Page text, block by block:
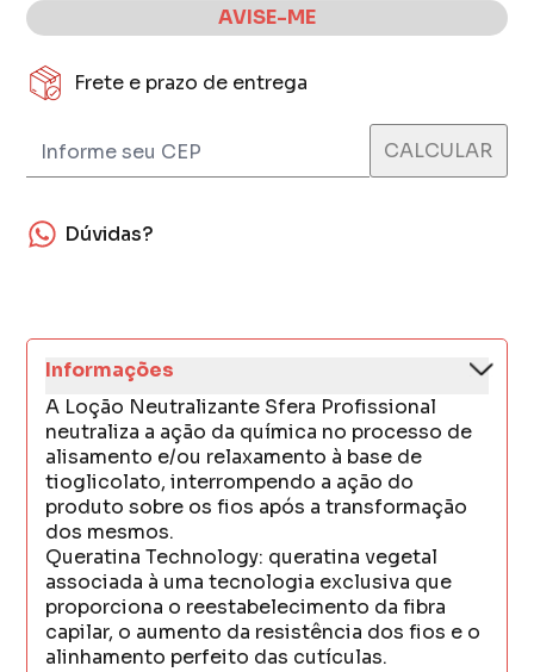
AVISE-ME
Frete e prazo de entrega
Dúvidas?
Informações
A Loção Neutralizante Sfera Profissional
neutraliza a ação da química no processo de
alisamento e/ou relaxamento à base de
tioglicolato, interrompendo a ação do
produto sobre os fios após a transformação
dos mesmos.
Queratina Technology: queratina vegetal
associada à uma tecnologia exclusiva que
proporciona o reestabelecimento da fibra
capilar, o aumento da resistência dos fios e o
alinhamento perfeito das cutículas.